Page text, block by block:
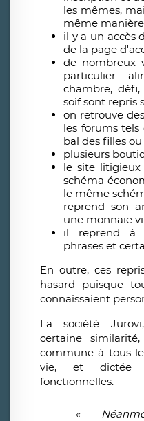
les mêmes,
même
il y a un accès
de la page
de nombreux
particulier
chambre,
soif sont repris
on retrouve
les forums
bal des filles
plusieurs
le site
schéma
le même
reprend son
une monnaie
il reprend à
phrases et
En outre, ces
hasard puisque
connaissaient
La société
certaine
commune à tous
vie, et dictée
fonctionnelles.
« Né